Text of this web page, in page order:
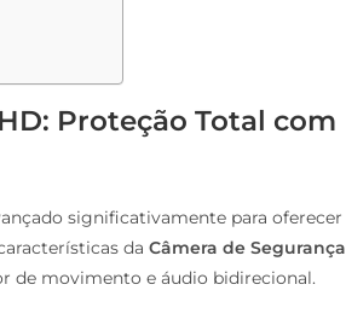
Proteção Total com
significativamente para oferecer
da Câmera de Segurança
de movimento e áudio bidirecional.